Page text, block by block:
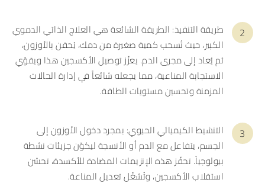
طريقة التنفيذ: الطريقة الشائعة هي العلاج الذاتي الدموي
الكبير، حيث تُسحب كمية صغيرة من دمك، يُحقن بالأوزون،
ثم يُعاد إلى مجرى الدم. يعزّز توصيل الأكسجين هذا ويقوّي
الاستجابة المناعية، مما يجعله شائعاً في إدارة الحالات
المزمنة وتحسين مستويات الطاقة.
التنشيط الكيميائي الحيوي: بمجرد دخول الأوزون إلى
الجسم، يتفاعل مع الدم أو الأنسجة ليكوّن جزيئات نشطة
بيولوجياً. تحفّز هذه الإنزيمات المضادة للأكسدة، تحسّن
استقلاب الأكسجين، وتُشغّل تعديل المناعة.